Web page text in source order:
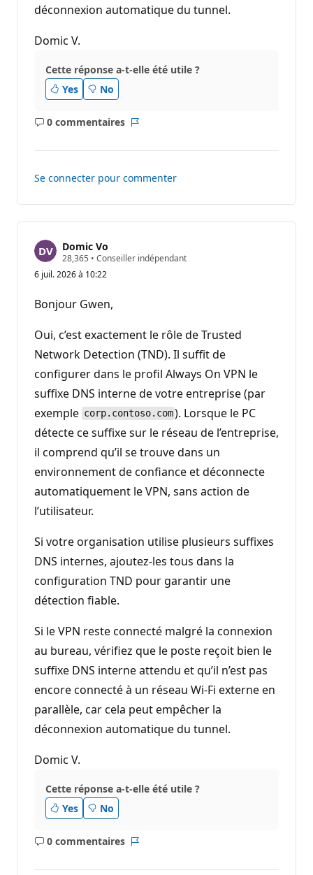
déconnexion automatique du tunnel.
Domic V.
Cette réponse a-t-elle été utile ?
Yes
No
0 commentaires
Aucun
Se connecter pour commenter
Domic Vo
28,365 P
i
t
s
e
r
é
p
u
a
t
i
n
• Conseiller indépendant
6 juil. 2026 à 10:22
Bonjour Gwen,
Oui, c’est exactement le rôle de Trusted
Network Detection (TND). Il suffit de
configurer dans le profil Always On VPN le
suffixe DNS interne de votre entreprise (par
exemple corp.contoso.com). Lorsque le PC
détecte ce suffixe sur le réseau de l’entreprise,
il comprend qu’il se trouve dans un
environnement de confiance et déconnecte
automatiquement le VPN, sans action de
l’utilisateur.
Si votre organisation utilise plusieurs suffixes
DNS internes, ajoutez-les tous dans la
configuration TND pour garantir une
détection fiable.
Si le VPN reste connecté malgré la connexion
au bureau, vérifiez que le poste reçoit bien le
suffixe DNS interne attendu et qu’il n’est pas
encore connecté à un réseau Wi‑Fi externe en
parallèle, car cela peut empêcher la
déconnexion automatique du tunnel.
Domic V.
Cette réponse a-t-elle été utile ?
Yes
No
0 commentaires
Aucun